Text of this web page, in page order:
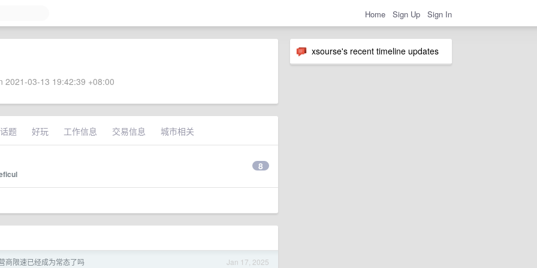
Home Sign Up Sign In
xsourse's recent timeline updates
2021-03-13 19:42:39 +08:00
题 好玩 工作信息 交易信息 城市相关
8
Jan 17, 2025
商限速已经成为常态了吗